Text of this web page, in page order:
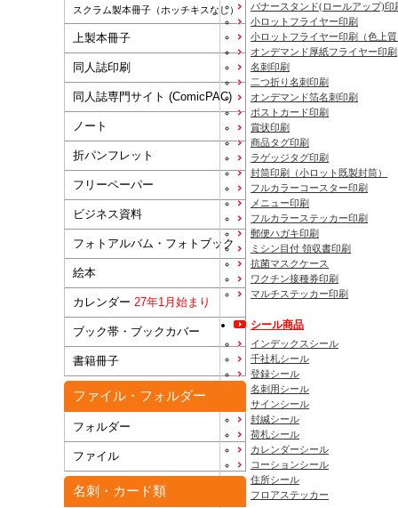
スクラム製本冊子（ホッチキスなし）
上製本冊子
同人誌印刷
同人誌専門サイト (ComicPAC)
ノート
折パンフレット
フリーペーパー
ビジネス資料
フォトアルバム・フォトブック
絵本
カレンダー 27年1月始まり
ブック帯・ブックカバー
書籍冊子
ファイル・フォルダー
フォルダー
ファイル
名刺・カード類
バナースタンド(ロールアップ)印
小ロットフライヤー印刷
小ロットフライヤー印刷（色上
オンデマンド厚紙フライヤー印刷
名刺印刷
二つ折り名刺印刷
オンデマンド箔名刺印刷
ポストカード印刷
賞状印刷
商品タグ印刷
ラゲッジタグ印刷
封筒印刷
（小ロット既製封筒）
フルカラーコースター印刷
メニュー印刷
フルカラーステッカー印刷
郵便ハガキ印刷
ミシン目付 領収書印刷
抗菌マスクケース
ワクチン接種券印刷
マルチステッカー印刷
シール商品
インデックスシール
千社札シール
登録シール
名刺用シール
サインシール
封緘シール
荷札シール
カレンダーシール
コーションシール
住所シール
フロアステッカー